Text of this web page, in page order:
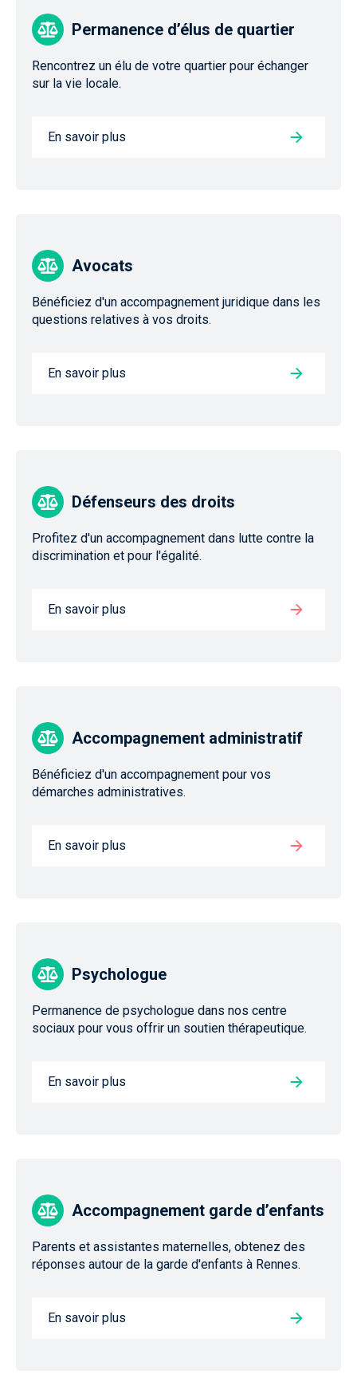
Permanence d’élus de quartier
Rencontrez un élu de votre quartier pour échanger
sur la vie locale.
En savoir plus
Avocats
Bénéficiez d'un accompagnement juridique dans les
questions relatives à vos droits.
En savoir plus
Défenseurs des droits
Profitez d'un accompagnement dans lutte contre la
discrimination et pour l'égalité.
En savoir plus
Accompagnement administratif
Bénéficiez d'un accompagnement pour vos
démarches administratives.
En savoir plus
Psychologue
Permanence de psychologue dans nos centre
sociaux pour vous offrir un soutien thérapeutique.
En savoir plus
Accompagnement garde d’enfants
Parents et assistantes maternelles, obtenez des
réponses autour de la garde d'enfants à Rennes.
En savoir plus